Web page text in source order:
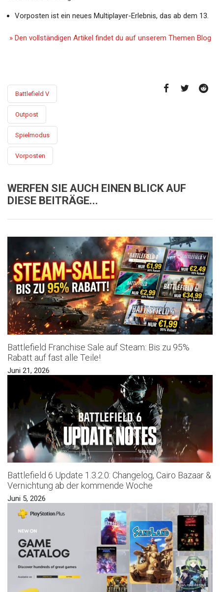
Vorposten ist ein neues Multiplayer-Erlebnis, das ab dem 13.
» Den vollständigen Artikel findet du auf unserem Themen Blog
Battlefield V
Outpost
Spielmodus
Vorposten
WERFEN SIE AUCH EINEN BLICK AUF
DIESE BEITRÄGE...
Battlefield Franchise Sale auf Steam: Bis zu 95%
Rabatt auf fast alle Teile!
Juni 21, 2026
Battlefield 6 Update 1.3.2.0: Changelog, Cairo Bazaar &
Vernichtung ab der kommende Woche
Juni 5, 2026